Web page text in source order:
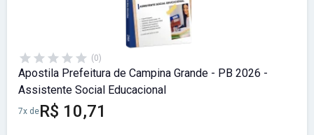
(0)
Apostila Prefeitura de Campina Grande - PB 2026 -
Assistente Social Educacional
7x deR$ 10,71